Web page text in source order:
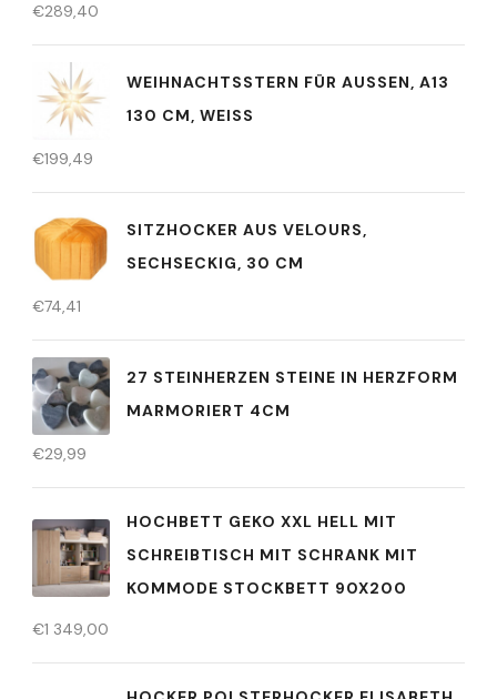
€289,40
WEIHNACHTSSTERN FÜR AUSSEN, A13 1
30 CM, WEISS
€199,49
SITZHOCKER AUS VELOURS,
SECHSECKIG, 30 CM
€74,41
27 STEINHERZEN STEINE IN HERZFORM
MARMORIERT 4CM
€29,99
HOCHBETT GEKO XXL HELL MIT
SCHREIBTISCH MIT SCHRANK MIT
KOMMODE STOCKBETT 90X200
€1 349,00